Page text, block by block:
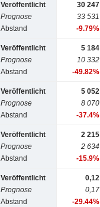
Veröffentlicht
Prognose
Abstand
30 247
33 531
-9.79%
Veröffentlicht
Prognose
Abstand
5 184
10 332
-49.82%
Veröffentlicht
Prognose
Abstand
5 052
8 070
-37.4%
Veröffentlicht
Prognose
Abstand
2 215
2 634
-15.9%
Veröffentlicht
Prognose
Abstand
0,12
0,17
-29.44%